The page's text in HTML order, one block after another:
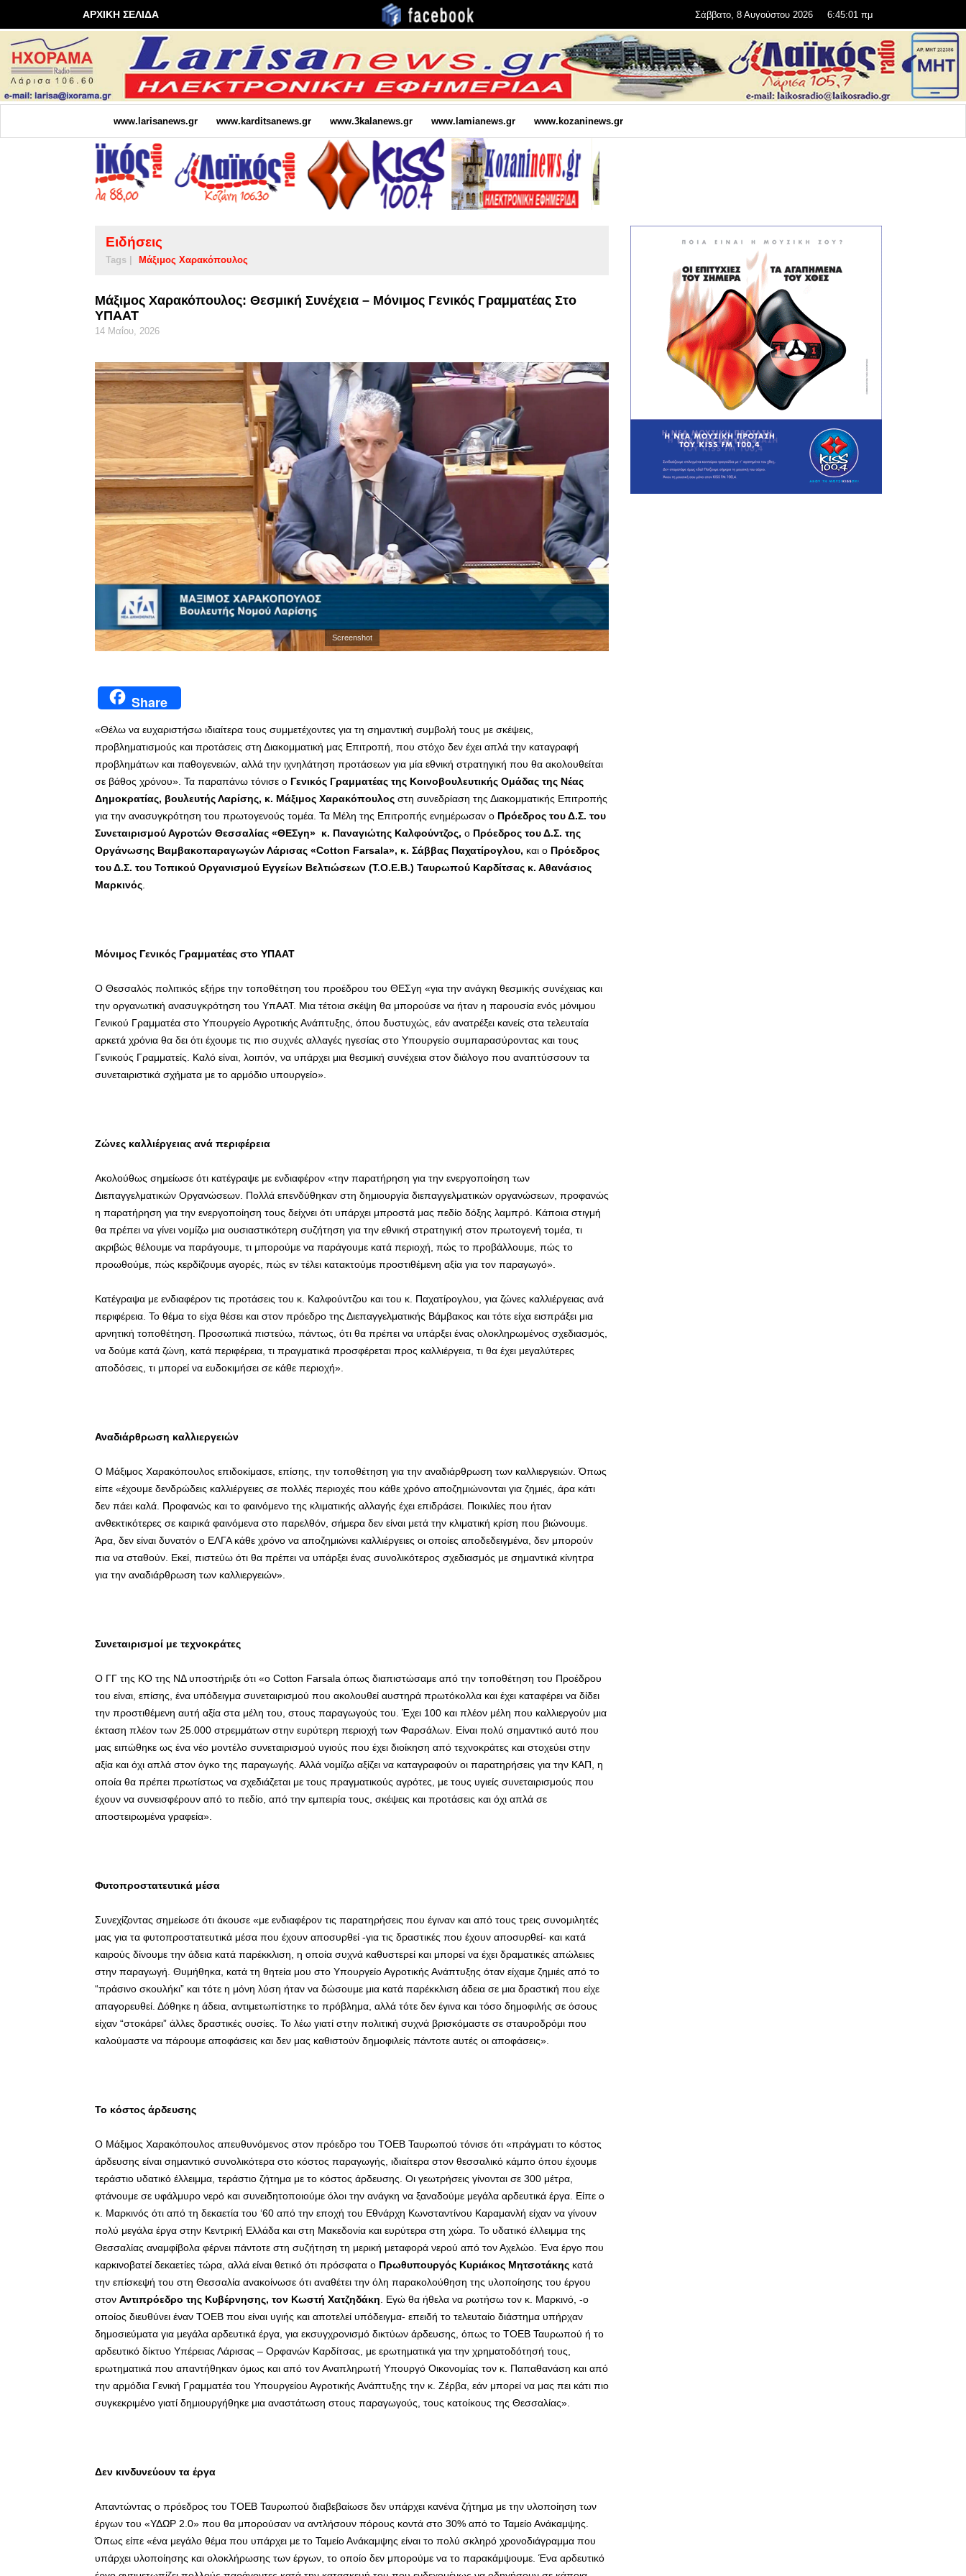
ΑΡΧΙΚΗ ΣΕΛΙΔΑ Σάββατο, 8 Αυγούστου 2026 6:45:02 πμ
www.larisanews.gr www.karditsanews.gr www.3kalanews.gr www.lamianews.gr www.kozaninews.gr
Ειδήσεις
Tags | Μάξιμος Χαρακόπουλος
Μάξιμος Χαρακόπουλος: Θεσμική Συνέχεια – Μόνιμος Γενικός Γραμματέας Στο
ΥΠΑΑΤ
14 Μαΐου, 2026
Screenshot
Share
«Θέλω να ευχαριστήσω ιδιαίτερα τους συμμετέχοντες για τη σημαντική συμβολή τους με σκέψεις,
προβληματισμούς και προτάσεις στη Διακομματική μας Επιτροπή, που στόχο δεν έχει απλά την καταγραφή
προβλημάτων και παθογενειών, αλλά την ιχνηλάτηση προτάσεων για μία εθνική στρατηγική που θα ακολουθείται
σε βάθος χρόνου». Τα παραπάνω τόνισε ο Γενικός Γραμματέας της Κοινοβουλευτικής Ομάδας της Νέας
Δημοκρατίας, βουλευτής Λαρίσης, κ. Μάξιμος Χαρακόπουλος στη συνεδρίαση της Διακομματικής Επιτροπής
για την ανασυγκρότηση του πρωτογενούς τομέα. Τα Μέλη της Επιτροπής ενημέρωσαν ο Πρόεδρος του Δ.Σ. του
Συνεταιρισμού Αγροτών Θεσσαλίας «ΘΕΣγη» κ. Παναγιώτης Καλφούντζος, ο Πρόεδρος του Δ.Σ. της
Οργάνωσης Βαμβακοπαραγωγών Λάρισας «Cotton Farsala», κ. Σάββας Παχατίρογλου, και ο Πρόεδρος
του Δ.Σ. του Τοπικού Οργανισμού Εγγείων Βελτιώσεων (Τ.Ο.Ε.Β.) Ταυρωπού Καρδίτσας κ. Αθανάσιος
Μαρκινός.
Μόνιμος Γενικός Γραμματέας στο ΥΠΑΑΤ
Ο Θεσσαλός πολιτικός εξήρε την τοποθέτηση του προέδρου του ΘΕΣγη «για την ανάγκη θεσμικής συνέχειας και
την οργανωτική ανασυγκρότηση του ΥπΑΑΤ. Μια τέτοια σκέψη θα μπορούσε να ήταν η παρουσία ενός μόνιμου
Γενικού Γραμματέα στο Υπουργείο Αγροτικής Ανάπτυξης, όπου δυστυχώς, εάν ανατρέξει κανείς στα τελευταία
αρκετά χρόνια θα δει ότι έχουμε τις πιο συχνές αλλαγές ηγεσίας στο Υπουργείο συμπαρασύροντας και τους
Γενικούς Γραμματείς. Καλό είναι, λοιπόν, να υπάρχει μια θεσμική συνέχεια στον διάλογο που αναπτύσσουν τα
συνεταιριστικά σχήματα με το αρμόδιο υπουργείο».
Ζώνες καλλιέργειας ανά περιφέρεια
Ακολούθως σημείωσε ότι κατέγραψε με ενδιαφέρον «την παρατήρηση για την ενεργοποίηση των
Διεπαγγελματικών Οργανώσεων. Πολλά επενδύθηκαν στη δημιουργία διεπαγγελματικών οργανώσεων, προφανώς
η παρατήρηση για την ενεργοποίηση τους δείχνει ότι υπάρχει μπροστά μας πεδίο δόξης λαμπρό. Κάποια στιγμή
θα πρέπει να γίνει νομίζω μια ουσιαστικότερη συζήτηση για την εθνική στρατηγική στον πρωτογενή τομέα, τι
ακριβώς θέλουμε να παράγουμε, τι μπορούμε να παράγουμε κατά περιοχή, πώς το προβάλλουμε, πώς το
προωθούμε, πώς κερδίζουμε αγορές, πώς εν τέλει κατακτούμε προστιθέμενη αξία για τον παραγωγό».
Κατέγραψα με ενδιαφέρον τις προτάσεις του κ. Καλφούντζου και του κ. Παχατίρογλου, για ζώνες καλλιέργειας ανά
περιφέρεια. Το θέμα το είχα θέσει και στον πρόεδρο της Διεπαγγελματικής Βάμβακος και τότε είχα εισπράξει μια
αρνητική τοποθέτηση. Προσωπικά πιστεύω, πάντως, ότι θα πρέπει να υπάρξει ένας ολοκληρωμένος σχεδιασμός,
να δούμε κατά ζώνη, κατά περιφέρεια, τι πραγματικά προσφέρεται προς καλλιέργεια, τι θα έχει μεγαλύτερες
αποδόσεις, τι μπορεί να ευδοκιμήσει σε κάθε περιοχή».
Αναδιάρθρωση καλλιεργειών
Ο Μάξιμος Χαρακόπουλος επιδοκίμασε, επίσης, την τοποθέτηση για την αναδιάρθρωση των καλλιεργειών. Όπως
είπε «έχουμε δενδρώδεις καλλιέργειες σε πολλές περιοχές που κάθε χρόνο αποζημιώνονται για ζημιές, άρα κάτι
δεν πάει καλά. Προφανώς και το φαινόμενο της κλιματικής αλλαγής έχει επιδράσει. Ποικιλίες που ήταν
ανθεκτικότερες σε καιρικά φαινόμενα στο παρελθόν, σήμερα δεν είναι μετά την κλιματική κρίση που βιώνουμε.
Άρα, δεν είναι δυνατόν ο ΕΛΓΑ κάθε χρόνο να αποζημιώνει καλλιέργειες οι οποίες αποδεδειγμένα, δεν μπορούν
πια να σταθούν. Εκεί, πιστεύω ότι θα πρέπει να υπάρξει ένας συνολικότερος σχεδιασμός με σημαντικά κίνητρα
για την αναδιάρθρωση των καλλιεργειών».
Συνεταιρισμοί με τεχνοκράτες
Ο ΓΓ της ΚΟ της ΝΔ υποστήριξε ότι «ο Cotton Farsala όπως διαπιστώσαμε από την τοποθέτηση του Προέδρου
του είναι, επίσης, ένα υπόδειγμα συνεταιρισμού που ακολουθεί αυστηρά πρωτόκολλα και έχει καταφέρει να δίδει
την προστιθέμενη αυτή αξία στα μέλη του, στους παραγωγούς του. Έχει 100 και πλέον μέλη που καλλιεργούν μια
έκταση πλέον των 25.000 στρεμμάτων στην ευρύτερη περιοχή των Φαρσάλων. Είναι πολύ σημαντικό αυτό που
μας ειπώθηκε ως ένα νέο μοντέλο συνεταιρισμού υγιούς που έχει διοίκηση από τεχνοκράτες και στοχεύει στην
αξία και όχι απλά στον όγκο της παραγωγής. Αλλά νομίζω αξίζει να καταγραφούν οι παρατηρήσεις για την ΚΑΠ, η
οποία θα πρέπει πρωτίστως να σχεδιάζεται με τους πραγματικούς αγρότες, με τους υγιείς συνεταιρισμούς που
έχουν να συνεισφέρουν από το πεδίο, από την εμπειρία τους, σκέψεις και προτάσεις και όχι απλά σε
αποστειρωμένα γραφεία».
Φυτοπροστατευτικά μέσα
Συνεχίζοντας σημείωσε ότι άκουσε «με ενδιαφέρον τις παρατηρήσεις που έγιναν και από τους τρεις συνομιλητές
μας για τα φυτοπροστατευτικά μέσα που έχουν αποσυρθεί -για τις δραστικές που έχουν αποσυρθεί- και κατά
καιρούς δίνουμε την άδεια κατά παρέκκλιση, η οποία συχνά καθυστερεί και μπορεί να έχει δραματικές απώλειες
στην παραγωγή. Θυμήθηκα, κατά τη θητεία μου στο Υπουργείο Αγροτικής Ανάπτυξης όταν είχαμε ζημιές από το
“πράσινο σκουλήκι” και τότε η μόνη λύση ήταν να δώσουμε μια κατά παρέκκλιση άδεια σε μια δραστική που είχε
απαγορευθεί. Δόθηκε η άδεια, αντιμετωπίστηκε το πρόβλημα, αλλά τότε δεν έγινα και τόσο δημοφιλής σε όσους
είχαν “στοκάρει” άλλες δραστικές ουσίες. Το λέω γιατί στην πολιτική συχνά βρισκόμαστε σε σταυροδρόμι που
καλούμαστε να πάρουμε αποφάσεις και δεν μας καθιστούν δημοφιλείς πάντοτε αυτές οι αποφάσεις».
Το κόστος άρδευσης
Ο Μάξιμος Χαρακόπουλος απευθυνόμενος στον πρόεδρο του ΤΟΕΒ Ταυρωπού τόνισε ότι «πράγματι το κόστος
άρδευσης είναι σημαντικό συνολικότερα στο κόστος παραγωγής, ιδιαίτερα στον θεσσαλικό κάμπο όπου έχουμε
τεράστιο υδατικό έλλειμμα, τεράστιο ζήτημα με το κόστος άρδευσης. Οι γεωτρήσεις γίνονται σε 300 μέτρα,
φτάνουμε σε υφάλμυρο νερό και συνειδητοποιούμε όλοι την ανάγκη να ξαναδούμε μεγάλα αρδευτικά έργα. Είπε ο
κ. Μαρκινός ότι από τη δεκαετία του ‘60 από την εποχή του Εθνάρχη Κωνσταντίνου Καραμανλή είχαν να γίνουν
πολύ μεγάλα έργα στην Κεντρική Ελλάδα και στη Μακεδονία και ευρύτερα στη χώρα. Το υδατικό έλλειμμα της
Θεσσαλίας αναμφίβολα φέρνει πάντοτε στη συζήτηση τη μερική μεταφορά νερού από τον Αχελώο. Ένα έργο που
καρκινοβατεί δεκαετίες τώρα, αλλά είναι θετικό ότι πρόσφατα ο Πρωθυπουργός Κυριάκος Μητσοτάκης κατά
την επίσκεψή του στη Θεσσαλία ανακοίνωσε ότι αναθέτει την όλη παρακολούθηση της υλοποίησης του έργου
στον Αντιπρόεδρο της Κυβέρνησης, τον Κωστή Χατζηδάκη. Εγώ θα ήθελα να ρωτήσω τον κ. Μαρκινό, -ο
οποίος διευθύνει έναν ΤΟΕΒ που είναι υγιής και αποτελεί υπόδειγμα- επειδή το τελευταίο διάστημα υπήρχαν
δημοσιεύματα για μεγάλα αρδευτικά έργα, για εκσυγχρονισμό δικτύων άρδευσης, όπως το ΤΟΕΒ Ταυρωπού ή το
αρδευτικό δίκτυο Υπέρειας Λάρισας – Ορφανών Καρδίτσας, με ερωτηματικά για την χρηματοδότησή τους,
ερωτηματικά που απαντήθηκαν όμως και από τον Αναπληρωτή Υπουργό Οικονομίας τον κ. Παπαθανάση και από
την αρμόδια Γενική Γραμματέα του Υπουργείου Αγροτικής Ανάπτυξης την κ. Ζέρβα, εάν μπορεί να μας πει κάτι πιο
συγκεκριμένο γιατί δημιουργήθηκε μια αναστάτωση στους παραγωγούς, τους κατοίκους της Θεσσαλίας».
Δεν κινδυνεύουν τα έργα
Απαντώντας ο πρόεδρος του ΤΟΕΒ Ταυρωπού διαβεβαίωσε δεν υπάρχει κανένα ζήτημα με την υλοποίηση των
έργων του «ΥΔΩΡ 2.0» που θα μπορούσαν να αντλήσουν πόρους κοντά στο 30% από το Ταμείο Ανάκαμψης.
Όπως είπε «ένα μεγάλο θέμα που υπάρχει με το Ταμείο Ανάκαμψης είναι το πολύ σκληρό χρονοδιάγραμμα που
υπάρχει υλοποίησης και ολοκλήρωσης των έργων, το οποίο δεν μπορούμε να το παρακάμψουμε. Ένα αρδευτικό